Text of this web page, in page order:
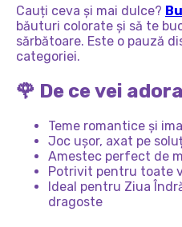
Cauți ceva și mai dulce?
băuturi colorate și să te
sărbătoare. Este o pauză
categoriei.
🌹 De ce vei
Teme romantice și
Joc ușor, axat pe
Amestec perfect de
Potrivit pentru toate
Ideal pentru Ziua
dragoste